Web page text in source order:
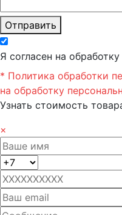
Отправить
Я согласен на
* Политика обработки
на обработку
Узнать стоимость
×